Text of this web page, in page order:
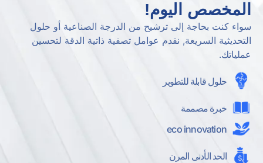
المخصص اليوم!
سواء كنت بحاجة إلى ترشيح من الدرجة الصناعية أو حلول
التحديثية السريعة, نقدم عوامل تصفية ذاتية الدقة لتحسين
عملياتك.
حلول قابلة للتطوير
خبرة مصممة
eco innovation
الحد الأدنى المرن